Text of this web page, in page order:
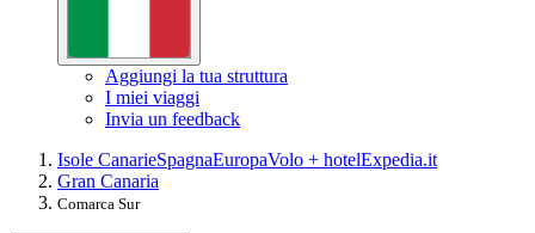
Aggiungi la tua struttura
I miei viaggi
Invia un feedback
Isole CanarieSpagnaEuropaVolo + hotelExpedia.it
Gran Canaria
Comarca Sur